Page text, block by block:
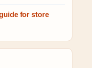
for store